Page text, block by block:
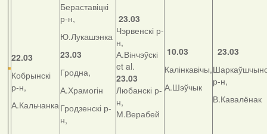
22.03
Кобрынскі
р-н,
А.Кальчанка
Бераставіцкі
р-н,
Ю.Лукашэнка
23.03
Гродна,
А.Храмогін
Гродзенскі р-
н,
23.03
Чэрвенскі р-
н,
А.Вінчэўскі
et al.
23.03
Любанскі р-
н,
М.Верабей
10.03
Калінкавічы,
А.Шэўчык
23.03
р-н,
В.Кавалёнак